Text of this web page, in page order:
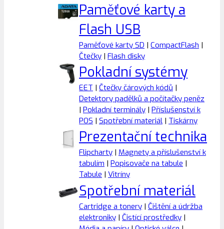
Paměťové karty a
Flash USB
Paměťové karty SD | CompactFlash |
Čtečky | Flash disky
Pokladní systémy
EET | Čtečky čárových kódů |
Detektory padělků a počítačky peněz
| Pokladní terminály | Příslušenství k
POS | Spotřební materiál | Tiskárny
Prezentační technika
Flipcharty | Magnety a příslušenství k
tabulím | Popisovače na tabule |
Tabule | Vitríny
Spotřební materiál
Cartridge a tonery | Čištění a údržba
elektroniky | Čistící prostředky |